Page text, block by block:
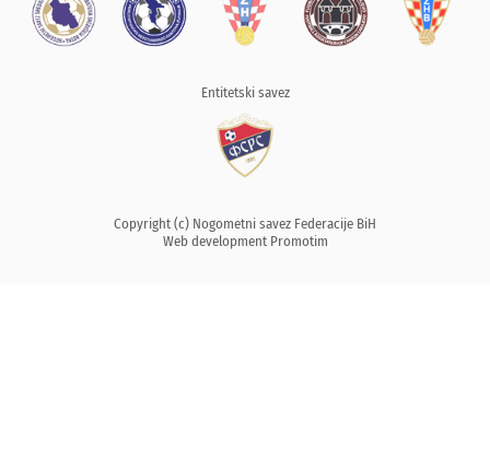
Entitetski savez
Copyright (c) Nogometni savez Federacije BiH
Web development Promotim